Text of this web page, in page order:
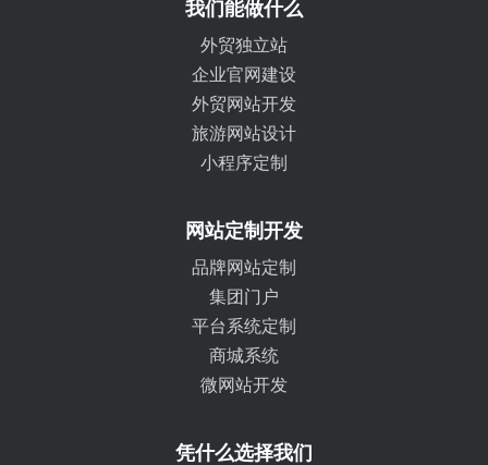
我们能做什么
外贸独立站
企业官网建设
外贸网站开发
旅游网站设计
小程序定制
网站定制开发
品牌网站定制
集团门户
平台系统定制
商城系统
微网站开发
凭什么选择我们